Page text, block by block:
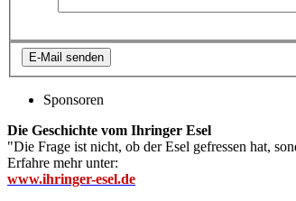
Sponsoren
Die Geschichte vom Ihringer Esel
"Die Frage ist nicht, ob der Esel gefressen hat,
Erfahre mehr unter:
www.ihringer-esel.de